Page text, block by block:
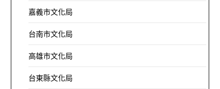
嘉義市文化局
台南市文化局
高雄市文化局
台東縣文化局